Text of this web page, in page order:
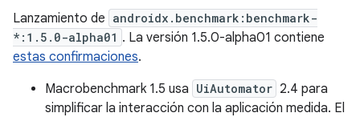
Lanzamiento de androidx.benchmark:benchmark-
*:1.5.0-alpha01 . La versión 1.5.0-alpha01 contiene
estas confirmaciones.
Macrobenchmark 1.5 usa UiAutomator 2.4 para
simplificar la interacción con la aplicación medida. El